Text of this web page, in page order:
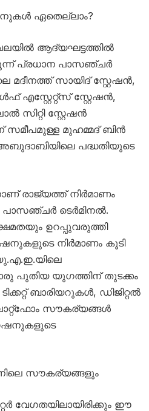
ഏതെല്ലാം?
ആദ്യഘട്ടത്തിൽ
പ്രധാന പാസഞ്ചർ
സായിദ് സ്റ്റേഷൻ,
എസ്റ്റേറ്റ്സ് സ്റ്റേഷൻ,
സ്റ്റേഷൻ
സമീപമുള്ള മുഹമ്മദ് ബിൻ
അബുദാബിയിലെ പദ്ധതിയുടെ
രാജ്യത്ത് നിർമാണം
ടെർമിനൽ.
ഉറപ്പുവരുത്തി
നിർമാണം കൂടി
പുതിയ യുഗത്തിന് തുടക്കം
ബാരിയറുകൾ, ഡിജിറ്റൽ
സൗകര്യങ്ങൾ
സൗകര്യങ്ങളും
വേഗതയിലായിരിക്കും ഈ